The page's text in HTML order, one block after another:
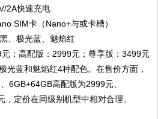
2A快速充电
SIM卡（Nano+与或卡槽）
、极光蓝、魅焰红
；高配版：2999元；尊享版：3499元
光蓝和魅焰红4种配色。在售价方面，
6GB+64GB高配版为2999元、
定价在同级别机型中相对合理。